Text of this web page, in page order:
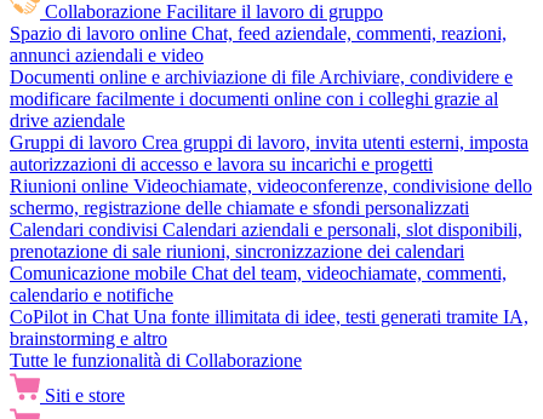
Collaborazione Facilitare il lavoro di gruppo
Spazio di lavoro online Chat, feed aziendale, commenti, reazioni,
annunci aziendali e video
Documenti online e archiviazione di file Archiviare, condividere e
modificare facilmente i documenti online con i colleghi grazie al
drive aziendale
Gruppi di lavoro Crea gruppi di lavoro, invita utenti esterni, imposta
autorizzazioni di accesso e lavora su incarichi e progetti
Riunioni online Videochiamate, videoconferenze, condivisione dello
schermo, registrazione delle chiamate e sfondi personalizzati
Calendari condivisi Calendari aziendali e personali, slot disponibili,
prenotazione di sale riunioni, sincronizzazione dei calendari
Comunicazione mobile Chat del team, videochiamate, commenti,
calendario e notifiche
CoPilot in Chat Una fonte illimitata di idee, testi generati tramite IA,
brainstorming e altro
Tutte le funzionalità di Collaborazione
Siti e store